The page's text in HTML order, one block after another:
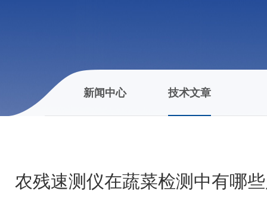
新闻中心 技术文章
农残速测仪在蔬菜检测中有哪